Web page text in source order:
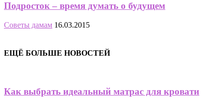
Подросток – время думать о будущем
Советы дамам 16.03.2015
ЕЩЁ БОЛЬШЕ НОВОСТЕЙ
Как выбрать идеальный матрас для кровати